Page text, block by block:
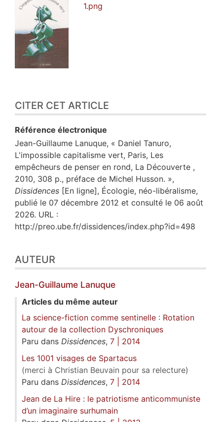
1.png
CITER CET ARTICLE
Référence électronique
Jean-Guillaume Lanuque, « Daniel Tanuro,
L'impossible capitalisme vert, Paris, Les
empêcheurs de penser en rond, La Découverte ,
2010, 308 p., préface de Michel Husson. »,
Dissidences [En ligne], Écologie, néo-libéralisme,
publié le 07 décembre 2012 et consulté le 06 août
2026. URL :
http://preo.ube.fr/dissidences/index.php?id=498
AUTEUR
Jean-Guillaume Lanuque
Articles du même auteur
La science-fiction comme sentinelle : Rotation
autour de la collection Dyschroniques
Paru dans Dissidences, 7 | 2014
Les 1001 visages de Spartacus
(merci à Christian Beuvain pour sa relecture)
Paru dans Dissidences, 7 | 2014
Jean de La Hire : le patriotisme anticommuniste
d’un imaginaire surhumain